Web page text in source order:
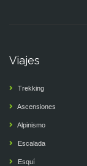
Viajes
Trekking
Ascensiones
Alpinismo
Escalada
Esquí